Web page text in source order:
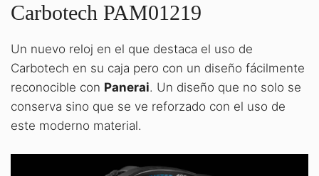
Carbotech PAM01219
Un nuevo reloj en el que destaca el uso de
Carbotech en su caja pero con un diseño fácilmente
reconocible con Panerai. Un diseño que no solo se
conserva sino que se ve reforzado con el uso de
este moderno material.